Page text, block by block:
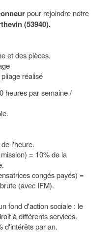
pour rejoindre notre
(53940).
et des pièces.
réalisé
heures par semaine /
l'heure.
= 10% de la
congés payés) =
(avec IFM).
fond d'action sociale : le
à différents services.
d'intérêts par an.